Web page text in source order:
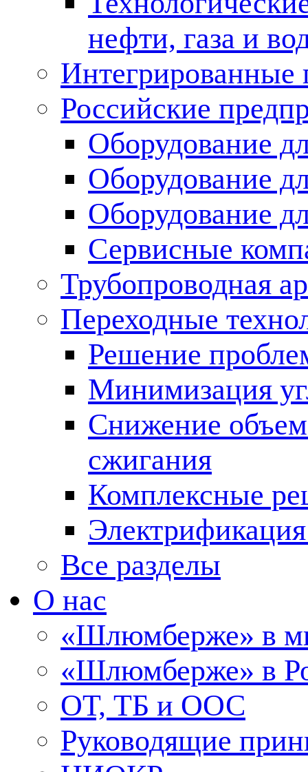
нефти, газа и
Российские
Оборудование
Оборудование
Оборудование
Сервисные
Трубопроводная
Переходные
Решение
Минимизация
Снижение
сжигания
Комплексные
Все разделы
О нас
«Шлюмберже» в
«Шлюмберже» в
ОТ, ТБ и ООС
Руководящие